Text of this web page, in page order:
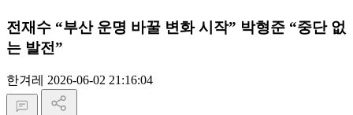
전재수 “부산 운명 바꿀 변화 시작” 박형준 “중단 없
는 발전”
한겨레 2026-06-02 21:16:04